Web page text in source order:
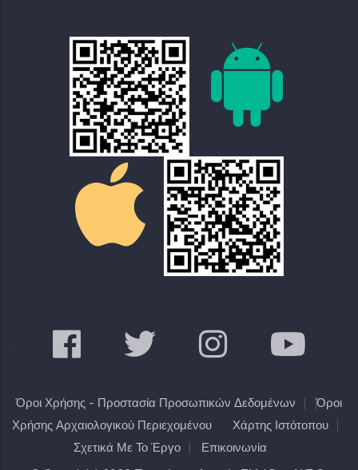
Όροι Χρήσης - Προστασία Προσωπικών Δεδομένων
Όροι
Χρήσης Αρχαιολογικού Περιεχομένου
Χάρτης Ιστότοπου
Σχετικά Με Το Έργο
Επικοινωνία